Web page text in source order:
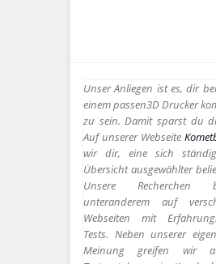
Unser Anliegen ist es, dir
einem passen3D Drucker
zu sein.Damit sparst du
Auf unserer Webseite
wir dir, eine sich ständig
Übersicht ausgewählter
Unsere Recherchen
unteranderem auf
Webseiten mit
Tests. Neben unserer
Meinung greifen wir